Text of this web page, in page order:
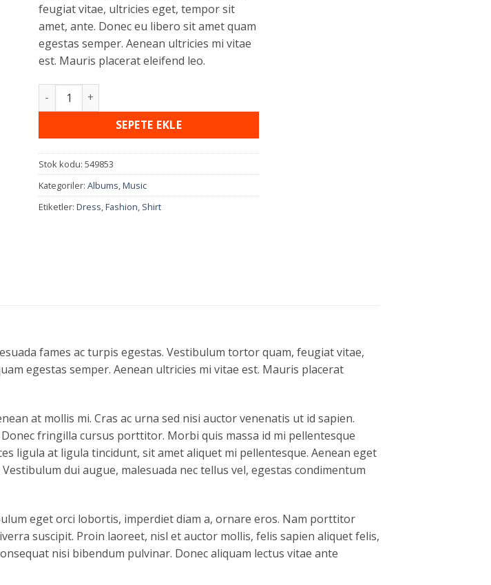
feugiat vitae, ultricies eget, tempor sit
amet, ante. Donec eu libero sit amet quam
egestas semper. Aenean ultricies mi vitae
est. Mauris placerat eleifend leo.
SEPETE EKLE
Stok kodu: 549853
Kategoriler: Albums Music
Etiketler: Dress Fashion Shirt
fames ac turpis egestas. Vestibulum tortor quam, feugiat vitae,
egestas semper. Aenean ultricies mi vitae est. Mauris placerat
at mollis mi. Cras ac urna sed nisi auctor venenatis ut id sapien.
fringilla cursus porttitor. Morbi quis massa id mi pellentesque
ligula at ligula tincidunt, sit amet aliquet mi pellentesque. Aenean eget
dui augue, malesuada nec tellus vel, egestas condimentum
eget orci lobortis, imperdiet diam a, ornare eros. Nam porttitor
suscipit. Proin laoreet, nisl et auctor mollis, felis sapien aliquet felis,
nisi bibendum pulvinar. Donec aliquam lectus vitae ante